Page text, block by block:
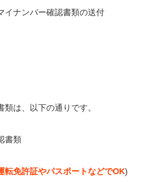
イナンバー確認書類の送付
類は、以下の通りです。
書類
転免許証やパスポートなどでOK)